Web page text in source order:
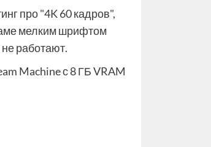
про "4K 60 кадров",
мелким шрифтом
работают.
Machine с 8 ГБ VRAM